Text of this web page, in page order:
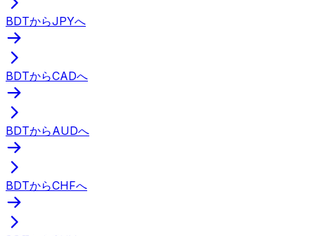
BDTからJPYへ
BDTからCADへ
BDTからAUDへ
BDTからCHFへ